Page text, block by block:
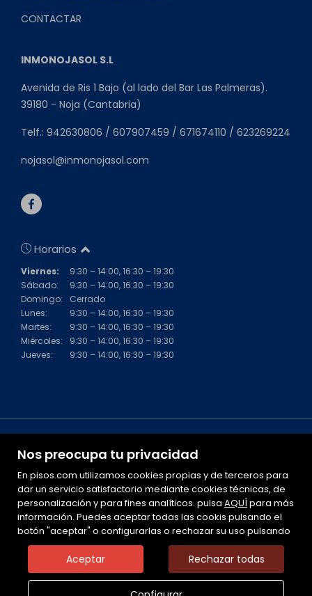
Nos preocupa tu privacidad
En pisos.com utilizamos cookies propias y de terceros para
dar un servicio satisfactorio mediante cookies técnicas, de
personalización y para fines analíticos. pulsa AQUÍpara más
información. Puedes aceptar todas las cookis pulsando el
botón "aceptar" o configurarlas o rechazar su uso pulsando
Aceptar Rechazar todas
CONTACTAR
INMONOJASOL S.L
Avenida de Ris 1 Bajo (al lado del Bar Las Palmeras).
39180 - Noja (Cantabria)
Telf.: 942630806 / 607907459 / 671674110 / 623269224
nojasol@inmonojasol.com
Horarios
Viernes:
9:30 – 14:00, 16:30 – 19:30
Sábado:
9:30 – 14:00, 16:30 – 19:30
Domingo:
Cerrado
Lunes:
9:30 – 14:00, 16:30 – 19:30
Martes:
9:30 – 14:00, 16:30 – 19:30
Miércoles:
9:30 – 14:00, 16:30 – 19:30
Jueves:
9:30 – 14:00, 16:30 – 19:30
Mapa Web
Aviso legal
Favoritos
Inmuebles destacados
Noticias
Política de cookies